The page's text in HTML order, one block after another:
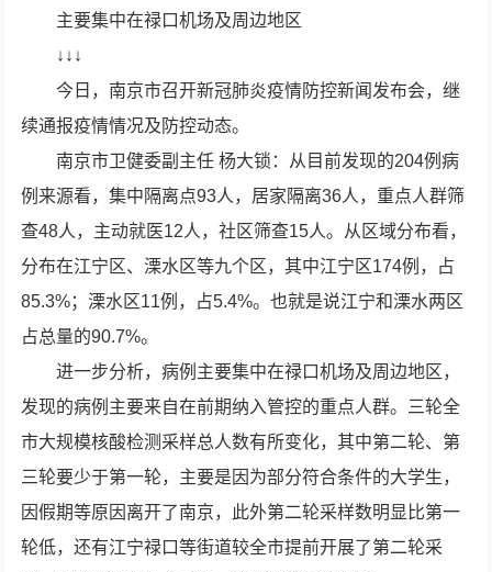
主要集中在禄口机场及周边地区
↓↓↓
今日，南京市召开新冠肺炎疫情防控新闻发布会，继
续通报疫情情况及防控动态。
南京市卫健委副主任 杨大锁：从目前发现的204例病
例来源看，集中隔离点93人，居家隔离36人，重点人群筛
查48人，主动就医12人，社区筛查15人。从区域分布看，
分布在江宁区、溧水区等九个区，其中江宁区174例，占
85.3%；溧水区11例，占5.4%。也就是说江宁和溧水两区
占总量的90.7%。
进一步分析，病例主要集中在禄口机场及周边地区，
发现的病例主要来自在前期纳入管控的重点人群。三轮全
市大规模核酸检测采样总人数有所变化，其中第二轮、第
三轮要少于第一轮，主要是因为部分符合条件的大学生，
因假期等原因离开了南京，此外第二轮采样数明显比第一
轮低，还有江宁禄口等街道较全市提前开展了第二轮采